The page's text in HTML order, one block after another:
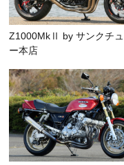
Z1000MkⅡ by サンクチュ
ー本店